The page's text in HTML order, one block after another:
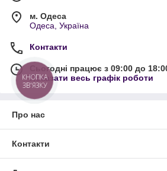
м. Одеса
Одеса, Україна
Контакти
Сьогодні працює з 09:00 до
Показати весь графік роботи
Про нас
Контакти
КНОПКА
ЗВ'ЯЗКУ